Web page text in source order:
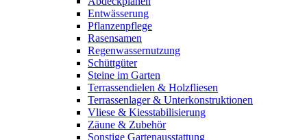
Entwässerung
Pflanzenpflege
Rasensamen
Regenwassernutzung
Schüttgüter
Steine im Garten
Terrassendielen & Holzfliesen
Terrassenlager & Unterkonstruktionen
Vliese & Kiesstabilisierung
Zäune & Zubehör
Sonstige Gartenausstattung